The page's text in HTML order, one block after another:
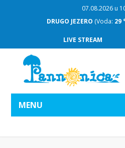
07.08.2026 u
DRUGO JEZERO (Voda: 29
LIVE STREAM
MENU